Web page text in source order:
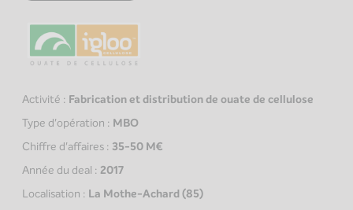
Activité : Fabrication et distribution de ouate de cellulose
Type d'opération : MBO
Chiffre d'affaires : 35-50 M€
Année du deal : 2017
Localisation : La Mothe-Achard (85)